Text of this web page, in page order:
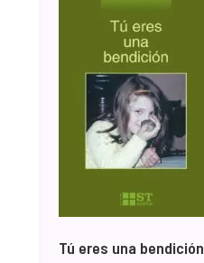
Tú eres una bendición